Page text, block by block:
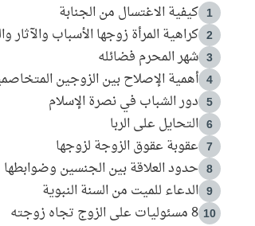
1 كيفية الاغتسال من الجنابة
2 كراهية المرأة زوجها الأسباب والآثار
3 شهر المحرم فضائله
4 أهمية الإصلاح بين الزوجين
5 دور الشباب في نصرة الإسلام
6 التحايل على الربا
7 عقوبة عقوق الزوجة لزوجها
8 حدود العلاقة بين الجنسين وضوابطها
9 الدعاء للميت من السنة النبوية
10 8 مسئوليات على الزوج تجاه زوجته